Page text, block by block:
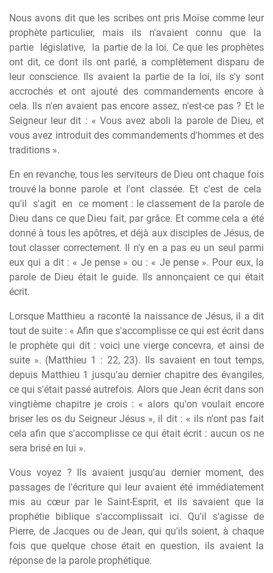
Nous avons dit que les scribes ont pris Moïse comme leur
prophète particulier,
mais ils n'avaient connu que
la
partie
législative,
la partie de la loi. Ce que les prophètes
ont dit, ce dont ils ont parlé, a complètement disparu de
leur conscience. Ils avaient la partie de la loi, ils s'y sont
accrochés et ont ajouté des commandements encore à
cela. Ils n'en avaient pas encore assez, n'est-ce pas ? Et le
Seigneur leur dit : « Vous avez aboli la parole de Dieu, et
vous avez introduit des commandements d'hommes et des
traditions ».
En en revanche, tous les serviteurs de Dieu ont chaque fois
trouvé la bonne parole et l'ont classée. Et c'est de cela
qu'il
s'agit en ce moment : le classement de la parole de
Dieu dans ce que Dieu fait, par grâce. Et comme cela a été
donné à tous les apôtres, et déjà aux disciples de Jésus, de
tout classer correctement. Il n'y en a pas eu un seul parmi
eux qui a dit : « Je pense » ou : « Je pense ». Pour eux, la
parole de Dieu était le guide. Ils annonçaient ce qui était
écrit.
Lorsque Matthieu a raconté la naissance de Jésus, il a dit
tout de suite : « Afin que s'accomplisse ce qui est écrit dans
le prophète qui dit : voici une vierge concevra, et ainsi de
suite ». (Matthieu 1 : 22, 23). Ils savaient en tout temps,
depuis Matthieu 1 jusqu'au dernier chapitre des évangiles,
ce qui s'était passé autrefois. Alors que Jean écrit dans son
vingtième chapitre je crois : « alors qu'on voulait encore
briser les os du Seigneur Jésus », il dit : « ils n'ont pas fait
cela afin que s'accomplisse ce qui était écrit : aucun os ne
sera brisé en lui ».
Vous voyez ? Ils avaient jusqu'au dernier moment, des
passages de l'écriture qui leur avaient été immédiatement
mis au cœur par le Saint-Esprit, et ils savaient que la
prophétie biblique s'accomplissait ici. Qu'il s'agisse de
Pierre, de Jacques ou de Jean, qui qu'ils soient, à chaque
fois que quelque chose était en question, ils avaient la
réponse de la parole prophétique.